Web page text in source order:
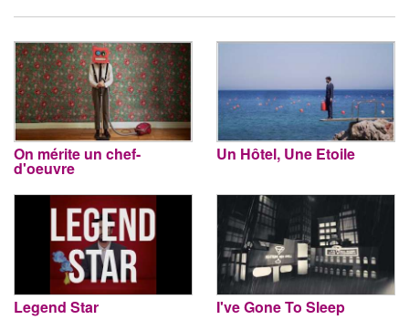
On mérite un chef-
d'oeuvre
Un Hôtel, Une Etoile
Legend Star I've Gone To Sleep